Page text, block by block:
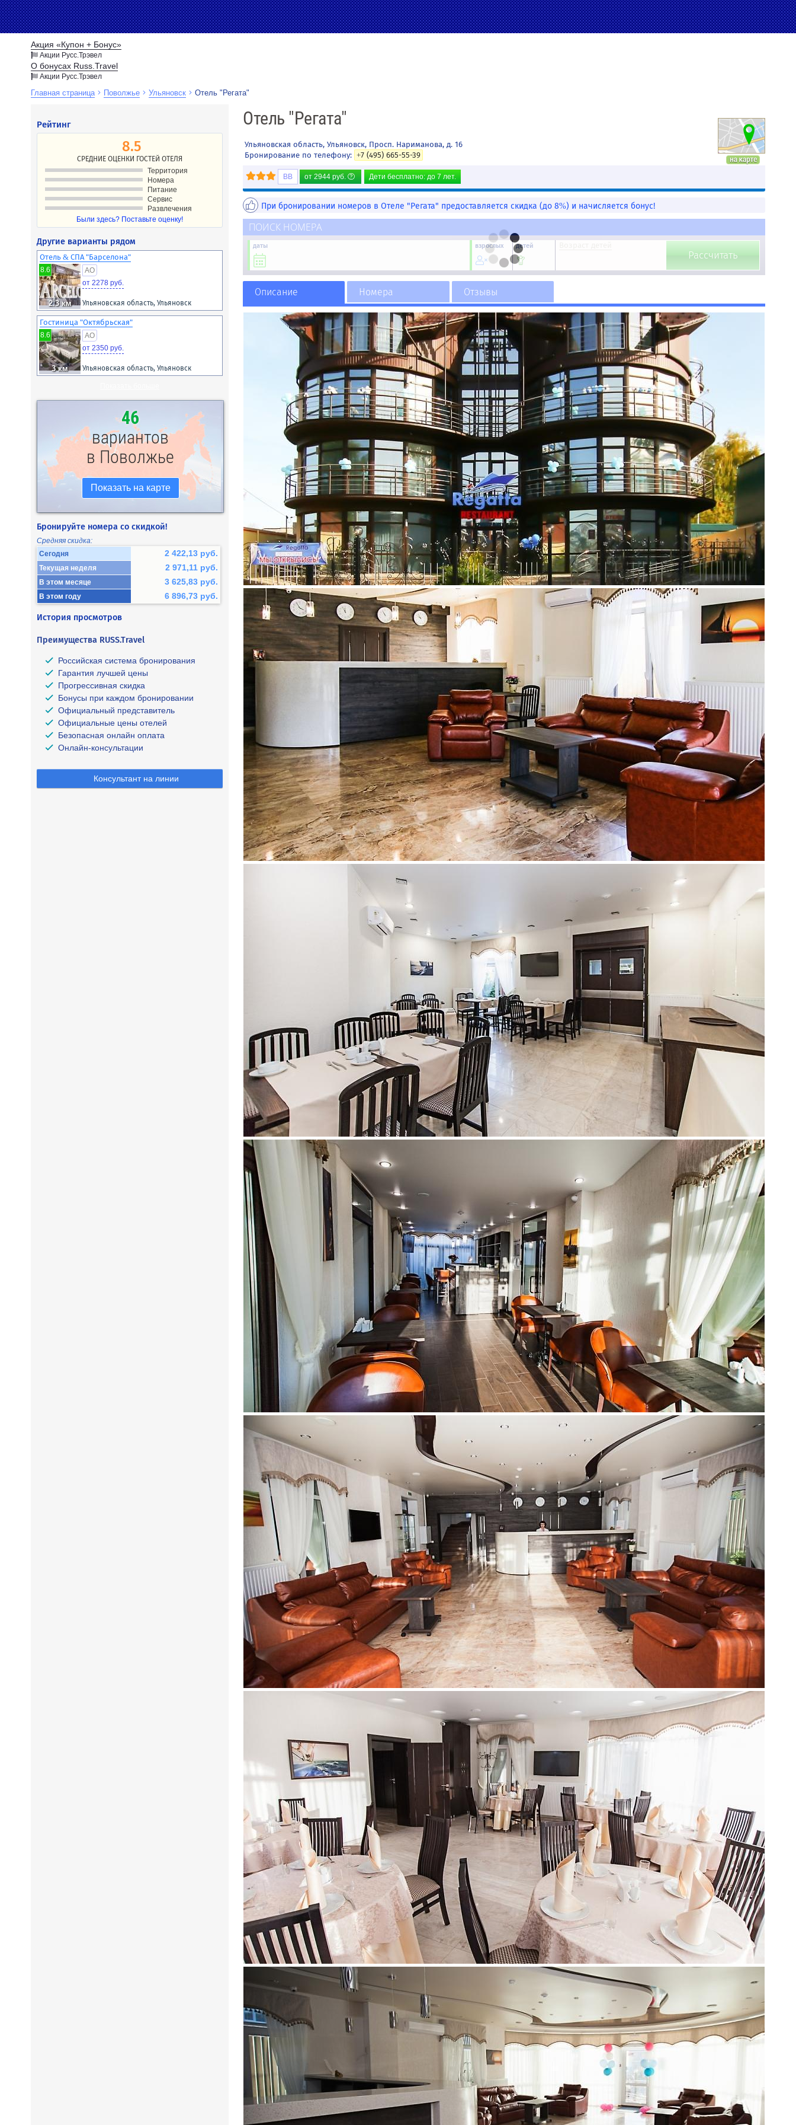
Направление
Акция «Купон + Бонус»
Акции Русс.Трэвел
О бонусах Russ.Travel
Акции Русс.Трэвел
Главная страница Поволжье Ульяновск Отель "Регата"
Рейтинг
8.5
СРЕДНИЕ ОЦЕНКИ ГОСТЕЙ ОТЕЛЯ
Территория
Номера
Питание
Сервис
Развлечения
Были здесь? Поставьте оценку!
Другие варианты рядом
Отель & СПА "Барселона"
2.3 км
8.6
AO
от 2278 руб.
Ульяновская область, Ульяновск
Гостиница "Октябрьская"
3 км
8.6
AO
от 2350 руб.
Ульяновская область, Ульяновск
46
вариантов
в Поволжье
Показать на карте
Бронируйте номера со скидкой!
Средняя скидка:
Сегодня
2 422,13 руб.
Текущая неделя 2 971,11 руб.
В этом месяце 3 625,83 руб.
В этом году 6 896,73 руб.
История просмотров
Преимущества RUSS.Travel
Российская система бронирования
Гарантия лучшей цены
Прогрессивная скидка
Бонусы при каждом бронировании
Официальный представитель
Официальные цены отелей
Безопасная онлайн оплата
Онлайн-консультации
Консультант на линии
Отель "Регата"
Ульяновская область, Ульяновск, Просп. Нариманова, д. 16
Бронирование по телефону: +7 (495) 665-55-39
BB от 2944 руб. Дети бесплатно: до 7 лет.
При бронировании номеров в Отеле "Регата" предоставляется скидка (до 8%) и начисляется бонус!
ПОИСК НОМЕРА
даты взрослых детей
Описание Номера Отзывы